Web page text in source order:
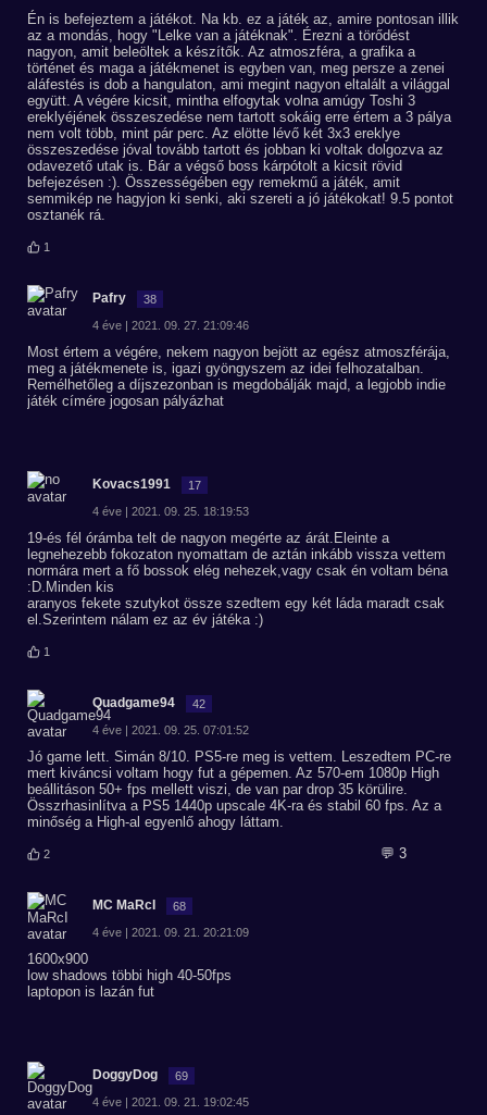
Én is befejeztem a játékot. Na kb. ez a játék az, amire pontosan illik
az a mondás, hogy "Lelke van a játéknak". Érezni a törődést
nagyon, amit beleöltek a készítők. Az atmoszféra, a grafika a
történet és maga a játékmenet is egyben van, meg persze a zenei
aláfestés is dob a hangulaton, ami megint nagyon eltalált a világgal
együtt. A végére kicsit, mintha elfogytak volna amúgy Toshi 3
ereklyéjének összeszedése nem tartott sokáig erre értem a 3 pálya
nem volt több, mint pár perc. Az elötte lévő két 3x3 ereklye
összeszedése jóval tovább tartott és jobban ki voltak dolgozva az
odavezető utak is. Bár a végső boss kárpótolt a kicsit rövid
befejezésen :). Összességében egy remekmű a játék, amit
semmikép ne hagyjon ki senki, aki szereti a jó játékokat! 9.5 pontot
osztanék rá.
1
Pafry 38
4 éve | 2021. 09. 27. 21:09:46
Most értem a végére, nekem nagyon bejött az egész atmoszférája,
meg a játékmenete is, igazi gyöngyszem az idei felhozatalban.
Remélhetőleg a díjszezonban is megdobálják majd, a legjobb indie
játék címére jogosan pályázhat
Kovacs1991 17
4 éve | 2021. 09. 25. 18:19:53
19-és fél órámba telt de nagyon megérte az árát.Eleinte a
legnehezebb fokozaton nyomattam de aztán inkább vissza vettem
normára mert a fő bossok elég nehezek,vagy csak én voltam béna
:D.Minden kis
aranyos fekete szutykot össze szedtem egy két láda maradt csak
el.Szerintem nálam ez az év játéka :)
1
Quadgame94 42
4 éve | 2021. 09. 25. 07:01:52
Jó game lett. Simán 8/10. PS5-re meg is vettem. Leszedtem PC-re
mert kiváncsi voltam hogy fut a gépemen. Az 570-em 1080p High
beállitáson 50+ fps mellett viszi, de van par drop 35 körülire.
Összrhasinlítva a PS5 1440p upscale 4K-ra és stabil 60 fps. Az a
minőség a High-al egyenlő ahogy láttam.
2 💬 3
MC MaRcI 68
4 éve | 2021. 09. 21. 20:21:09
1600x900
low shadows többi high 40-50fps
laptopon is lazán fut
DoggyDog 69
4 éve | 2021. 09. 21. 19:02:45